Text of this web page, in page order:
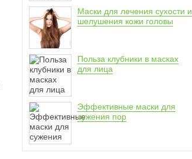
Маски для лечения сухости и
шелушения кожи головы
Польза клубники в масках
для лица
Эффективные маски для
сужения пор